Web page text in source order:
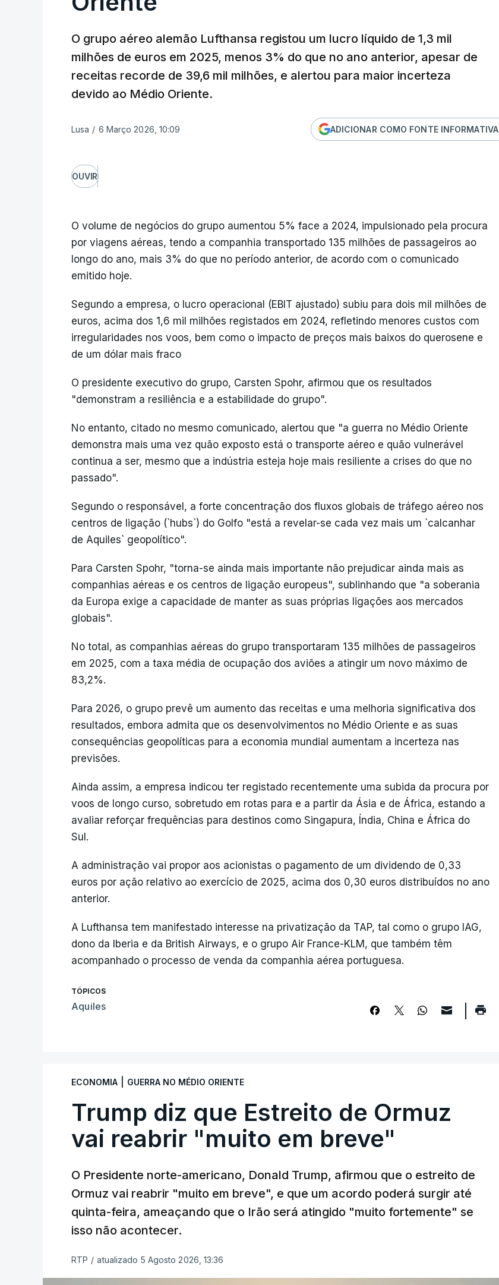
O grupo aéreo alemão Lufthansa registou um lucro líquido de 1,3 mil
milhões de euros em 2025, menos 3% do que no ano anterior, apesar de
receitas recorde de 39,6 mil milhões, e alertou para maior incerteza
devido ao Médio Oriente.
Lusa / 6 Março 2026, 10:09 ADICIONAR COMO FONTE INFORMATIVA
OUVIR
O volume de negócios do grupo aumentou 5% face a 2024, impulsionado pela procura
por viagens aéreas, tendo a companhia transportado 135 milhões de passageiros ao
longo do ano, mais 3% do que no período anterior, de acordo com o comunicado
emitido hoje.
Segundo a empresa, o lucro operacional (EBIT ajustado) subiu para dois mil milhões de
euros, acima dos 1,6 mil milhões registados em 2024, refletindo menores custos com
irregularidades nos voos, bem como o impacto de preços mais baixos do querosene e
de um dólar mais fraco
O presidente executivo do grupo, Carsten Spohr, afirmou que os resultados
"demonstram a resiliência e a estabilidade do grupo".
No entanto, citado no mesmo comunicado, alertou que "a guerra no Médio Oriente
demonstra mais uma vez quão exposto está o transporte aéreo e quão vulnerável
continua a ser, mesmo que a indústria esteja hoje mais resiliente a crises do que no
passado".
Segundo o responsável, a forte concentração dos fluxos globais de tráfego aéreo nos
centros de ligação (`hubs`) do Golfo "está a revelar-se cada vez mais um `calcanhar
de Aquiles` geopolítico".
Para Carsten Spohr, "torna-se ainda mais importante não prejudicar ainda mais as
companhias aéreas e os centros de ligação europeus", sublinhando que "a soberania
da Europa exige a capacidade de manter as suas próprias ligações aos mercados
globais".
No total, as companhias aéreas do grupo transportaram 135 milhões de passageiros
em 2025, com a taxa média de ocupação dos aviões a atingir um novo máximo de
83,2%.
Para 2026, o grupo prevê um aumento das receitas e uma melhoria significativa dos
resultados, embora admita que os desenvolvimentos no Médio Oriente e as suas
consequências geopolíticas para a economia mundial aumentam a incerteza nas
previsões.
Ainda assim, a empresa indicou ter registado recentemente uma subida da procura por
voos de longo curso, sobretudo em rotas para e a partir da Ásia e de África, estando a
avaliar reforçar frequências para destinos como Singapura, Índia, China e África do
Sul.
A administração vai propor aos acionistas o pagamento de um dividendo de 0,33
euros por ação relativo ao exercício de 2025, acima dos 0,30 euros distribuídos no ano
anterior.
A Lufthansa tem manifestado interesse na privatização da TAP, tal como o grupo IAG,
dono da Iberia e da British Airways, e o grupo Air France-KLM, que também têm
acompanhado o processo de venda da companhia aérea portuguesa.
TÓPICOS
Aquiles
ECONOMIA GUERRA NO MÉDIO ORIENTE
Trump diz que Estreito de Ormuz
vai reabrir "muito em breve"
O Presidente norte-americano, Donald Trump, afirmou que o estreito de
Ormuz vai reabrir "muito em breve", e que um acordo poderá surgir até
quinta-feira, ameaçando que o Irão será atingido "muito fortemente" se
isso não acontecer.
RTP / atualizado 5 Agosto 2026, 13:36